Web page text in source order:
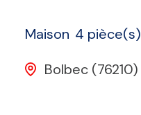
Maison 4 pièce(s)
Bolbec (76210)